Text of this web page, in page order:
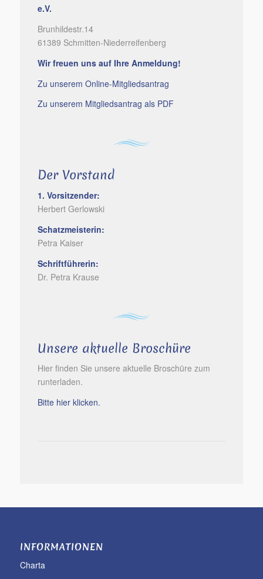
e.V.
Brunhildestr.14
61389 Schmitten-Niederreifenberg
Wir freuen uns auf Ihre Anmeldung!
Zu unserem Online-Mitgliedsantrag
Zu unserem Mitgliedsantrag als PDF
Der Vorstand
1. Vorsitzender:
Herbert Gerlowski
Schatzmeisterin:
Petra Kaiser
Schriftführerin:
Dr. Petra Krause
Unsere aktuelle Broschüre
Hier finden Sie unsere aktuelle Broschüre zum
runterladen.
Bitte hier klicken.
INFORMATIONEN
Charta